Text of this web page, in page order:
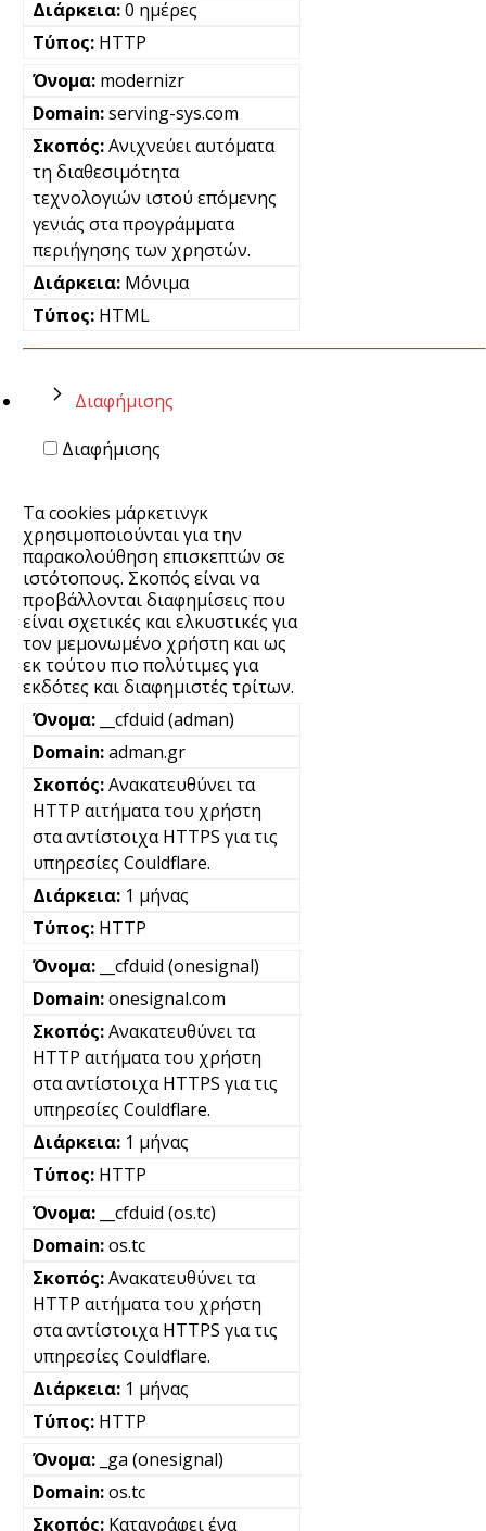
0 ημέρες
HTTP
modernizr
serving-sys.com
Ανιχνεύει αυτόματα
τη διαθεσιμότητα
τεχνολογιών ιστού επόμενης
γενιάς στα προγράμματα
περιήγησης των χρηστών.
Μόνιμα
HTML
Διαφήμισης
Διαφήμισης
Τα cookies μάρκετινγκ
χρησιμοποιούνται για την
παρακολούθηση επισκεπτών σε
ιστότοπους. Σκοπός είναι να
προβάλλονται διαφημίσεις που
είναι σχετικές και ελκυστικές για
τον μεμονωμένο χρήστη και ως
εκ τούτου πιο πολύτιμες για
εκδότες και διαφημιστές τρίτων.
__cfduid (adman)
adman.gr
Ανακατευθύνει τα
HTTP αιτήματα του χρήστη
στα αντίστοιχα HTTPS για τις
υπηρεσίες Couldflare.
1 μήνας
HTTP
__cfduid (onesignal)
onesignal.com
Ανακατευθύνει τα
HTTP αιτήματα του χρήστη
στα αντίστοιχα HTTPS για τις
υπηρεσίες Couldflare.
1 μήνας
HTTP
__cfduid (os.tc)
os.tc
Ανακατευθύνει τα
HTTP αιτήματα του χρήστη
στα αντίστοιχα HTTPS για τις
υπηρεσίες Couldflare.
1 μήνας
HTTP
_ga (onesignal)
os.tc
Καταγράφει ένα